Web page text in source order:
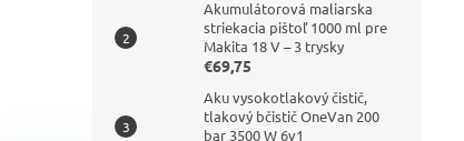
Akumulátorová maliarska
striekacia pištoľ 1000 ml pre
Makita 18 V – 3 trysky
€69,75
Aku vysokotlakový čistič,
tlakový bčistič OneVan 200
bar 3500 W 6v1